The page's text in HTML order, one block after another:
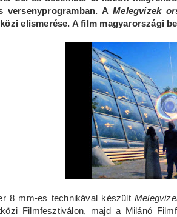
versenyprogramban. AMelegvizek
elismerése. A film magyarországi
8 mm-es technikával készült
Filmfesztiválon, majd a Milánó